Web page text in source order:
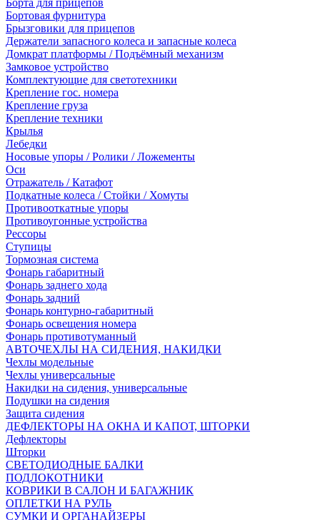
Борта для прицепов
Бортовая фурнитура
Брызговики для прицепов
Держатели запасного колеса и запасные колеса
Домкрат платформы / Подъёмный механизм
Замковое устройство
Комплектующие для светотехники
Крепление гос. номера
Крепление груза
Крепление техники
Крылья
Лебедки
Носовые упоры / Ролики / Ложементы
Оси
Отражатель / Катафот
Подкатные колеса / Стойки / Хомуты
Противооткатные упоры
Противоугонные устройства
Рессоры
Ступицы
Тормозная система
Фонарь габаритный
Фонарь заднего хода
Фонарь задний
Фонарь контурно-габаритный
Фонарь освещения номера
Фонарь противотуманный
АВТОЧЕХЛЫ НА СИДЕНИЯ, НАКИДКИ
Чехлы модельные
Чехлы универсальные
Накидки на сидения, универсальные
Подушки на сидения
Защита сидения
ДЕФЛЕКТОРЫ НА ОКНА И КАПОТ, ШТОРКИ
Дефлекторы
Шторки
СВЕТОДИОДНЫЕ БАЛКИ
ПОДЛОКОТНИКИ
КОВРИКИ В САЛОН И БАГАЖНИК
ОПЛЕТКИ НА РУЛЬ
СУМКИ И ОРГАНАЙЗЕРЫ